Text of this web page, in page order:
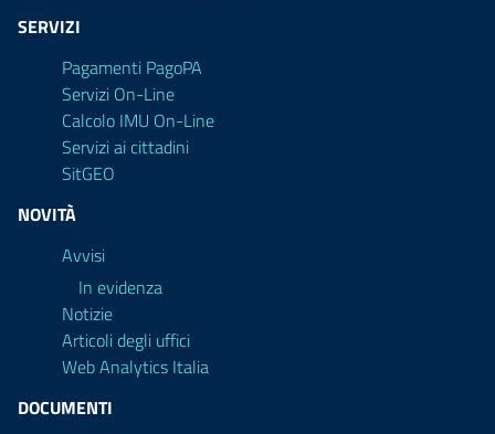
SERVIZI
Pagamenti PagoPA
Servizi On-Line
Calcolo IMU On-Line
Servizi ai cittadini
SitGEO
NOVITÀ
Avvisi
In evidenza
Notizie
Articoli degli uffici
Web Analytics Italia
DOCUMENTI